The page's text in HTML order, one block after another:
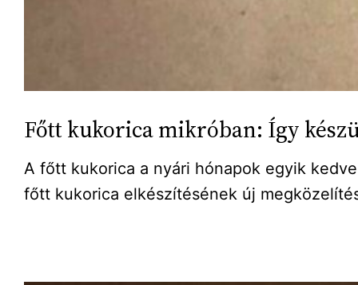
Főtt kukorica mikróban: Így
A főtt kukorica a nyári hónapok egyik
főtt kukorica elkészítésének új